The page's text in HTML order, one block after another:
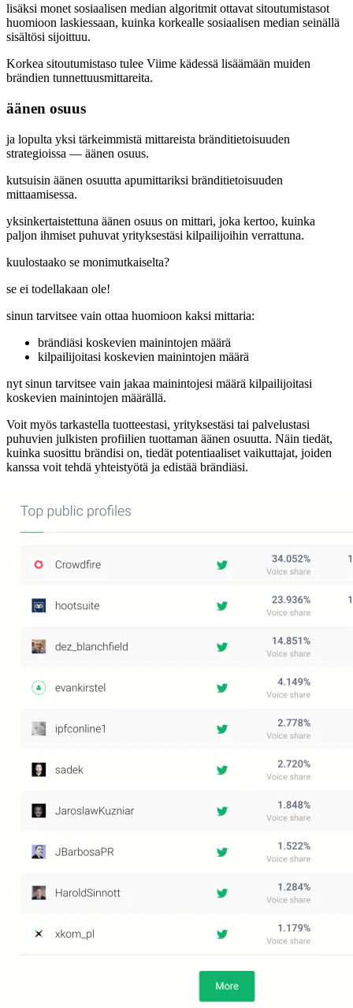
lisäksi monet sosiaalisen median algoritmit ottavat sitoutumistasot
huomioon laskiessaan, kuinka korkealle sosiaalisen median seinällä
sisältösi sijoittuu.
Korkea sitoutumistaso tulee Viime kädessä lisäämään muiden
brändien tunnettuusmittareita.
äänen osuus
ja lopulta yksi tärkeimmistä mittareista bränditietoisuuden
strategioissa — äänen osuus.
kutsuisin äänen osuutta apumittariksi bränditietoisuuden
mittaamisessa.
yksinkertaistettuna äänen osuus on mittari, joka kertoo, kuinka
paljon ihmiset puhuvat yrityksestäsi kilpailijoihin verrattuna.
kuulostaako se monimutkaiselta?
se ei todellakaan ole!
sinun tarvitsee vain ottaa huomioon kaksi mittaria:
brändiäsi koskevien mainintojen määrä
kilpailijoitasi koskevien mainintojen määrä
nyt sinun tarvitsee vain jakaa mainintojesi määrä kilpailijoitasi
koskevien mainintojen määrällä.
Voit myös tarkastella tuotteestasi, yrityksestäsi tai palvelustasi
puhuvien julkisten profiilien tuottaman äänen osuutta. Näin tiedät,
kuinka suosittu brändisi on, tiedät potentiaaliset vaikuttajat, joiden
kanssa voit tehdä yhteistyötä ja edistää brändiäsi.